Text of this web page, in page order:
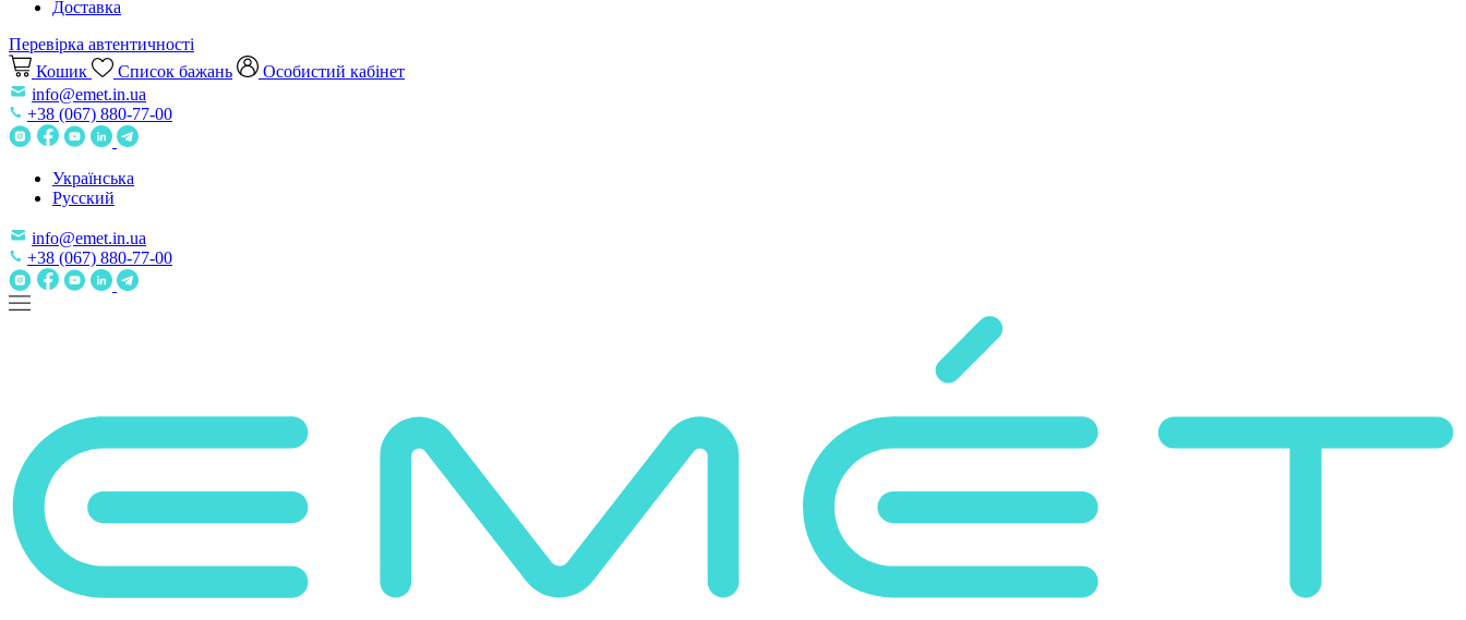
Доставка
Перевірка автентичності
Кошик
Список бажань
Особистий кабінет
info@emet.in.ua
+38 (067) 880-77-00
Українська
Русский
info@emet.in.ua
+38 (067) 880-77-00